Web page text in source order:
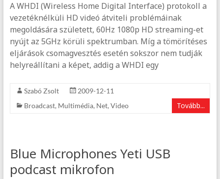
A WHDI (Wireless Home Digital Interface) protokoll a
vezetéknélküli HD videó átviteli problémáinak
megoldására született, 60Hz 1080p HD streaming-et
nyújt az 5GHz körüli spektrumban. Míg a tömörítéses
eljárások csomagvesztés esetén sokszor nem tudják
helyreállítani a képet, addig a WHDI egy
Szabó Zsolt
2009-12-11
Broadcast, Multimédia, Net,Video Tovább...
Blue Microphones Yeti USB
podcast mikrofon